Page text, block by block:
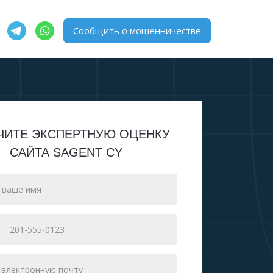
Сообщить о мошенничестве
ЭКСПЕРТНУЮ ОЦЕНКУ
САЙТА SAGENT CY